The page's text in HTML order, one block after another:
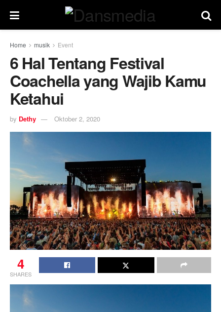
Home musik Event
6 Hal Tentang Festival
Coachella yang Wajib Kamu
Ketahui
by Dethy Oktober 2, 2020
4
SHARES